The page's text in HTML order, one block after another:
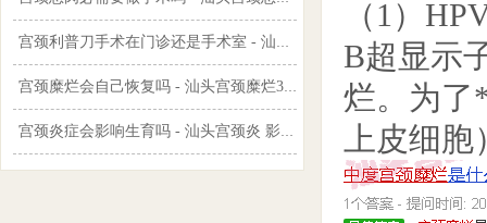
宫颈利普刀手术在门诊还是手术室 - 汕头宫颈利普刀手术过程图
宫颈糜烂会自己恢复吗 - 汕头宫颈糜烂3度怎么办
宫颈炎症会影响生育吗 - 汕头宫颈炎 影响怀孕吗
（1）
B超显示
烂。为了
上皮细胞